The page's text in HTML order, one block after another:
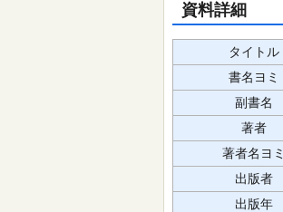
資料詳細
タイトル
書名ヨミ
副書名
著者
著者名ヨミ
出版者
出版年